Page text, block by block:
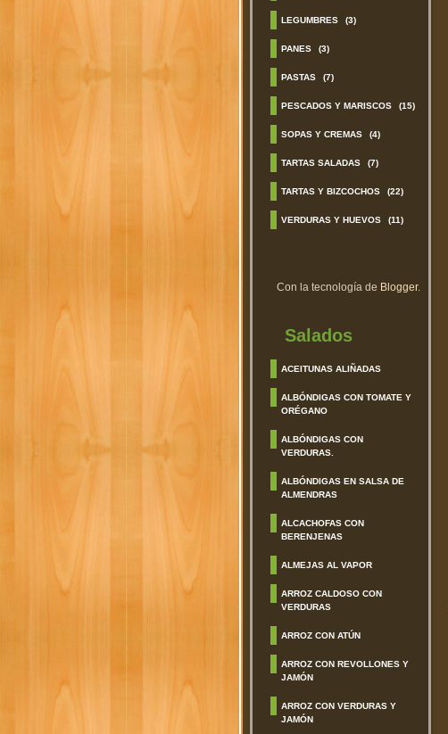
LEGUMBRES (3)
PANES (3)
PASTAS (7)
PESCADOS Y MARISCOS (15)
SOPAS Y CREMAS (4)
TARTAS SALADAS (7)
TARTAS Y BIZCOCHOS (22)
VERDURAS Y HUEVOS (11)
Con la tecnología de Blogger.
Salados
ACEITUNAS ALIÑADAS
ALBÓNDIGAS CON TOMATE Y
ORÉGANO
ALBÓNDIGAS CON
VERDURAS.
ALBÓNDIGAS EN SALSA DE
ALMENDRAS
ALCACHOFAS CON
BERENJENAS
ALMEJAS AL VAPOR
ARROZ CALDOSO CON
VERDURAS
ARROZ CON ATÚN
ARROZ CON REVOLLONES Y
JAMÓN
ARROZ CON VERDURAS Y
JAMÓN